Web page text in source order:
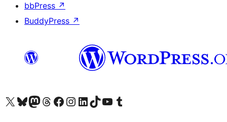
bbPress ↗
BuddyPress ↗
Visit our X (formerly Twitter) account
ہمارے بلیواسکائی اکاؤنٹ پر جائیں
Visit our Mastodon account
ہمارے ٹھریڈز اکاؤنٹ پر جائیں
Visit our Facebook page
Visit our Instagram account
Visit our LinkedIn account
ہمارے ٹک ٹاک اکاؤنٹ پر جائیں
Visit our YouTube channel
ہمارے ٹمبلر اکاؤنٹ پر جائیں